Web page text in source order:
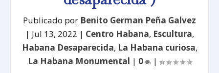
Publicado por Benito German Peña Galvez
| Jul 13, 2022 | Centro Habana, Escultura,
Habana Desaparecida, La Habana curiosa,
La Habana Monumental | 0 |